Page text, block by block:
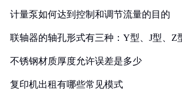
计量泵如何达到控制和调节流量的目的
联轴器的轴孔形式有三种：Y型、J型、Z
不锈钢材质厚度允许误差是多少
复印机出租有哪些常见模式